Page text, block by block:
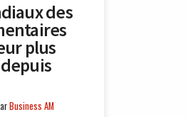
des
plus
Business AM